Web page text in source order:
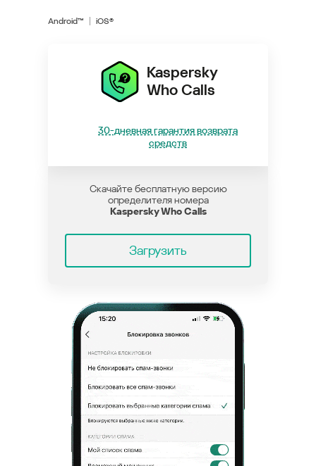
Android™ iOS®
Kaspersky
Who Calls
30-дневная гарантия возврата
средств
Скачайте бесплатную версию
определителя номера
Kaspersky Who Calls
Загрузить